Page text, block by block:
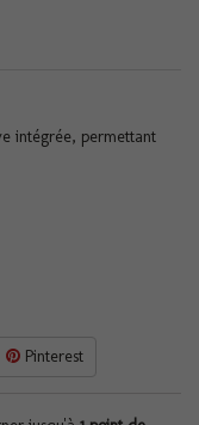
intégrée, permettant
Pinterest